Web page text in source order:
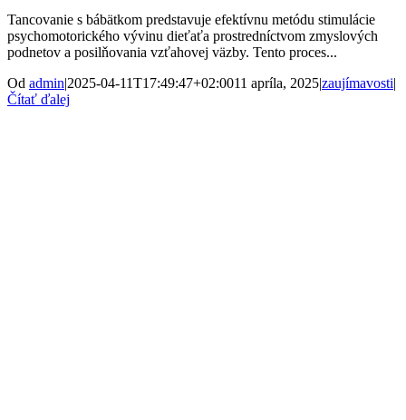
Tancovanie s bábätkom predstavuje efektívnu metódu stimulácie
psychomotorického vývinu dieťaťa prostredníctvom zmyslových
podnetov a posilňovania vzťahovej väzby. Tento proces...
Od admin|2025-04-11T17:49:47+02:0011 apríla, 2025|zaujímavosti|
Čítať ďalej